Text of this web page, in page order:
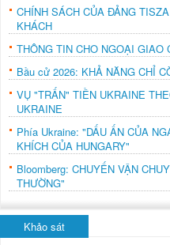
CHÍNH SÁCH CỦA ĐẢNG
KHÁCH
THÔNG TIN CHO NGOẠI
Bầu cử 2026: KHẢ NĂNG CHỈ
VỤ "TRẤN" TIỀN UKRAINE
UKRAINE
Phía Ukraine: "DẤU ẤN CỦA
KHÍCH CỦA HUNGARY"
Bloomberg: CHUYẾN VẬN
THƯỜNG"
Khảo sát